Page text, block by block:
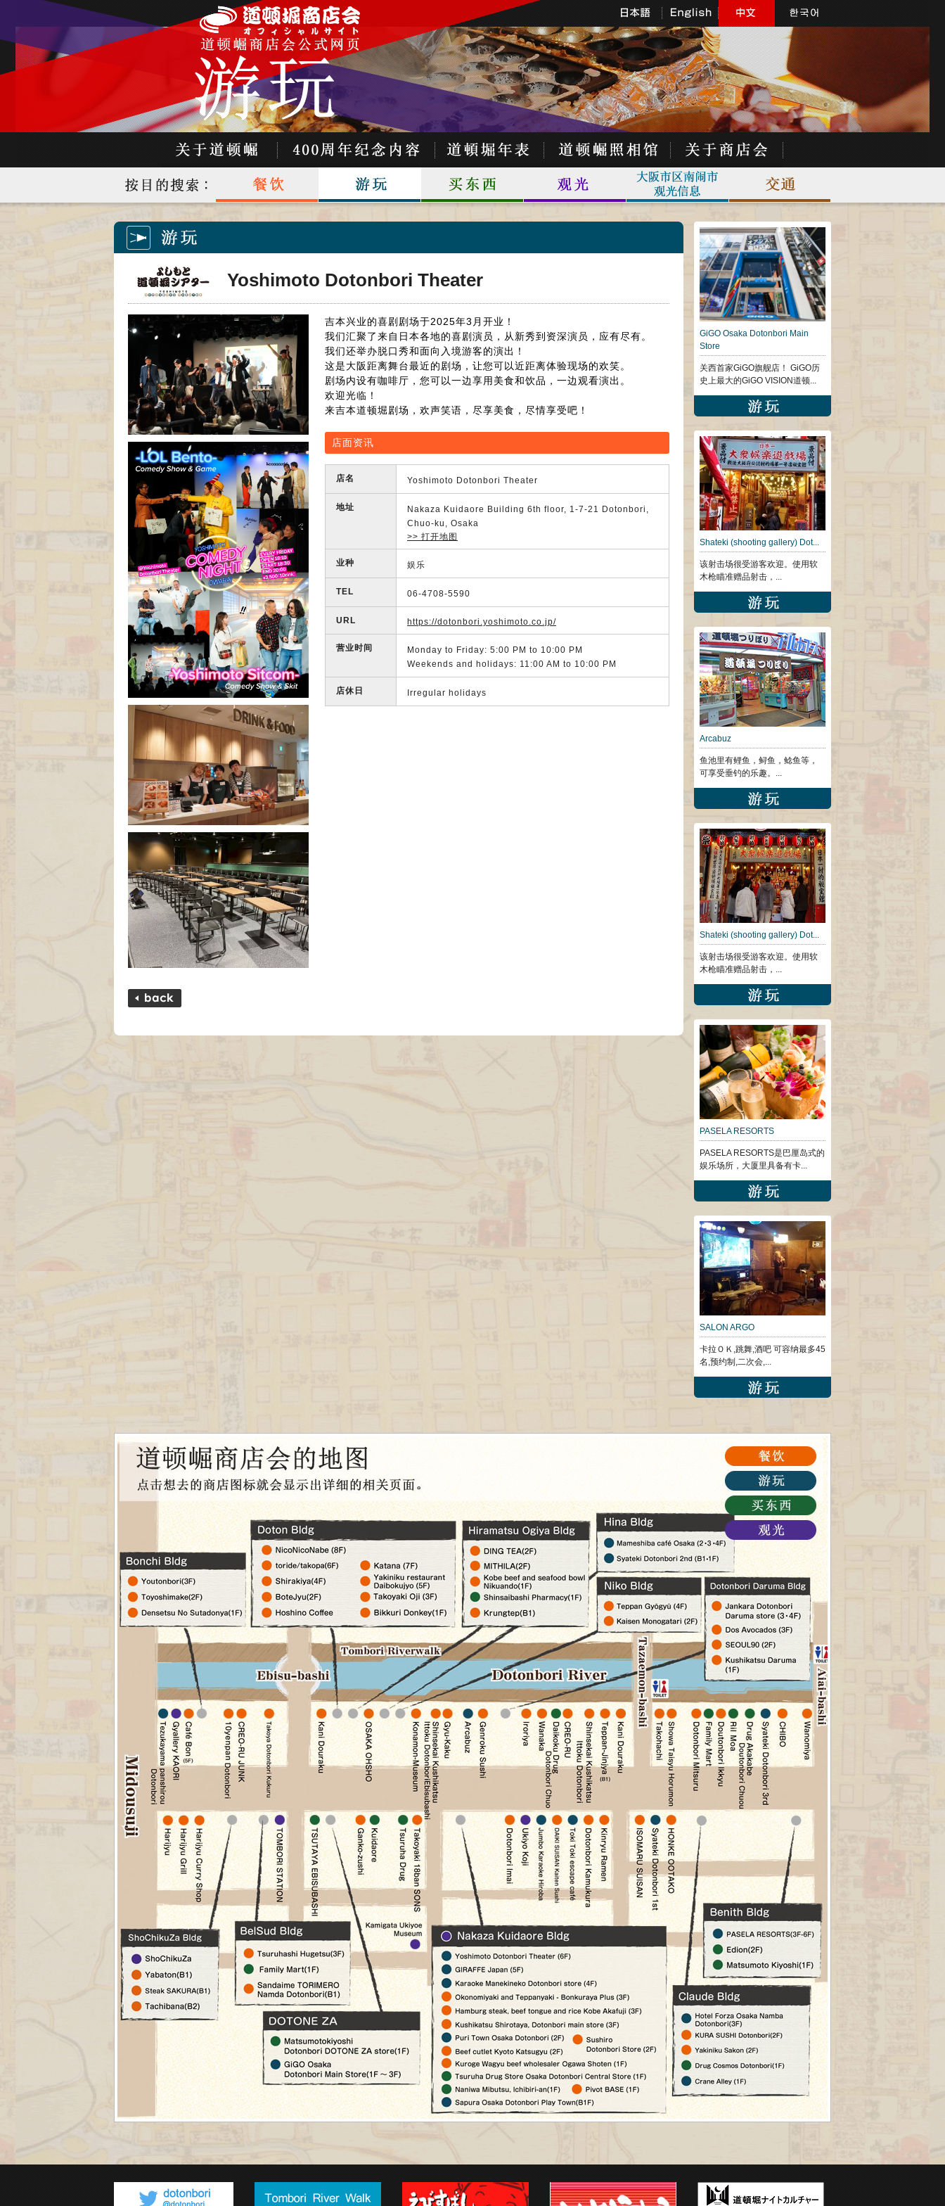
Yoshimoto Dotonbori Theater
吉本兴业的喜剧剧场于2025年3月开业！
我们汇聚了来自日本各地的喜剧演员，从新秀到资深演员，应有尽有。
我们还举办脱口秀和面向入境游客的演出！
这是大阪距离舞台最近的剧场，让您可以近距离体验现场的欢笑。
剧场内设有咖啡厅，您可以一边享用美食和饮品，一边观看演出。
欢迎光临！
来吉本道顿堀剧场，欢声笑语，尽享美食，尽情享受吧！
店面资讯
店名 Yoshimoto Dotonbori Theater
地址
Nakaza Kuidaore Building 6th floor, 1-7-21 Dotonbori,
Chuo-ku, Osaka
>> 打开地图
业种 娱乐
TEL 06-4708-5590
URL https://dotonbori.yoshimoto.co.jp/
营业时间
Monday to Friday: 5:00 PM to 10:00 PM
Weekends and holidays: 11:00 AM to 10:00 PM
店休日 Irregular holidays
GiGO Osaka Dotonbori Main
Store
关西首家GiGO旗舰店！ GiGO历
史上最大的GiGO VISION道顿...
Shateki (shooting gallery) Dot...
该射击场很受游客欢迎。使用软
木枪瞄准赠品射击，...
Arcabuz
鱼池里有鲤鱼，鲟鱼，鲶鱼等，
可享受垂钓的乐趣。...
Shateki (shooting gallery) Dot...
该射击场很受游客欢迎。使用软
木枪瞄准赠品射击，...
PASELA RESORTS
PASELA RESORTS是巴厘岛式的
娱乐场所，大厦里具备有卡...
SALON ARGO
卡拉ＯＫ,跳舞,酒吧 可容纳最多45
名,预约制,二次会,...